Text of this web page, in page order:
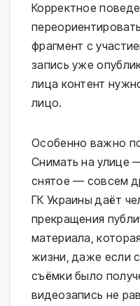
Корректное
фрагмент с
запись уже
лица контент
лицо.
Особенно важно
Снимать на улице
снятое — совсем
ГК Украины даёт
прекращения
материала,
жизни, даже если
съёмки было
видеозапись не